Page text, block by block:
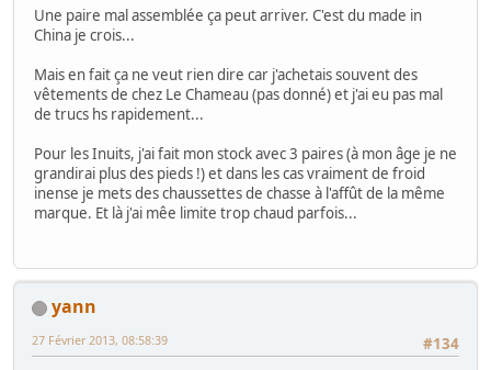
Une paire mal assemblée ça peut arriver. C'est du made in
China je crois...
Mais en fait ça ne veut rien dire car j'achetais souvent des
vêtements de chez Le Chameau (pas donné) et j'ai eu pas mal
de trucs hs rapidement...
Pour les Inuits, j'ai fait mon stock avec 3 paires (à mon âge je ne
grandirai plus des pieds !) et dans les cas vraiment de froid
inense je mets des chaussettes de chasse à l'affût de la même
marque. Et là j'ai mêe limite trop chaud parfois...
yann
#134
27 Février 2013, 08:58:39